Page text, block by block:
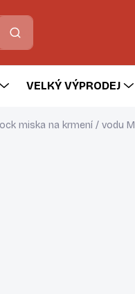
Hledat
VELKÝ VÝPRODEJ
miska na krmení / vodu M